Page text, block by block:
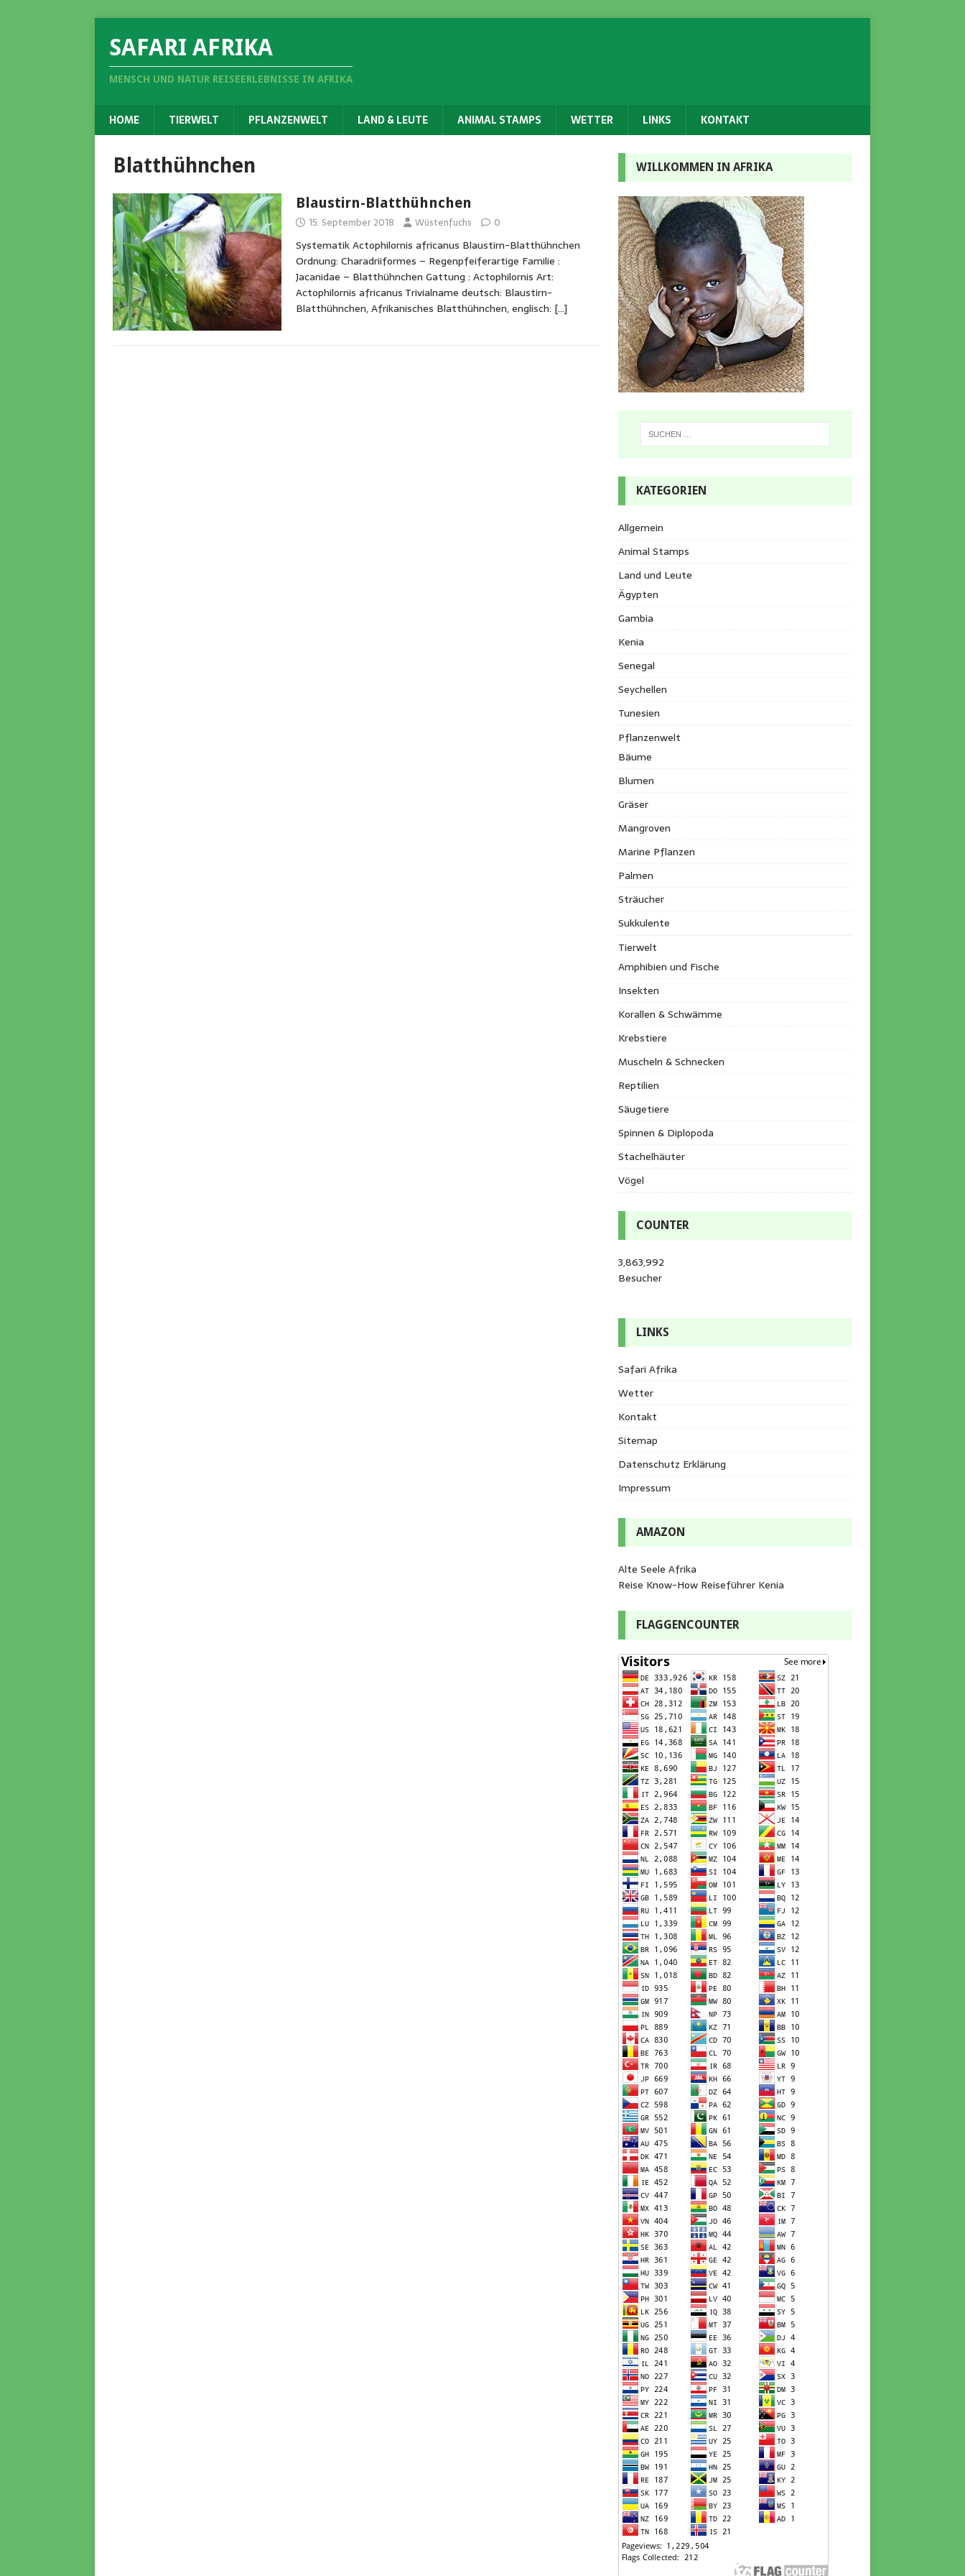
SAFARI AFRIKA
MENSCH UND NATUR REISEERLEBNISSE IN AFRIKA
HOME TIERWELT PFLANZENWELT LAND & LEUTE ANIMAL STAMPS WETTER LINKS KONTAKT
Blatthühnchen
Blaustirn-Blatthühnchen
15. September 2018 Wüstenfuchs 0
Systematik Actophilornis africanus Blaustirn-Blatthühnchen
Ordnung: Charadriiformes – Regenpfeiferartige Familie :
Jacanidae – Blatthühnchen Gattung : Actophilornis Art:
Actophilornis africanus Trivialname deutsch: Blaustirn-
Blatthühnchen, Afrikanisches Blatthühnchen, englisch: […]
WILLKOMMEN IN AFRIKA
KATEGORIEN
Allgemein
Animal Stamps
Land und Leute
Ägypten
Gambia
Kenia
Senegal
Seychellen
Tunesien
Pflanzenwelt
Bäume
Blumen
Gräser
Mangroven
Marine Pflanzen
Palmen
Sträucher
Sukkulente
Tierwelt
Amphibien und Fische
Insekten
Korallen & Schwämme
Krebstiere
Muscheln & Schnecken
Reptilien
Säugetiere
Spinnen & Diplopoda
Stachelhäuter
Vögel
COUNTER
3,863,992
Besucher
LINKS
Safari Afrika
Wetter
Kontakt
Sitemap
Datenschutz Erklärung
Impressum
AMAZON
Alte Seele Afrika
Reise Know-How Reiseführer Kenia
FLAGGENCOUNTER